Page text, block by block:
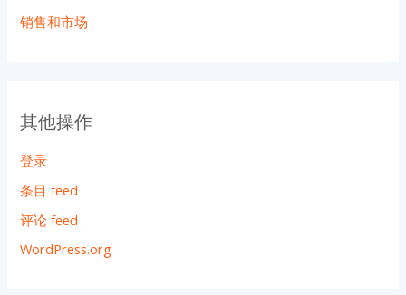
销售和市场
其他操作
登录
条目 feed
评论 feed
WordPress.org